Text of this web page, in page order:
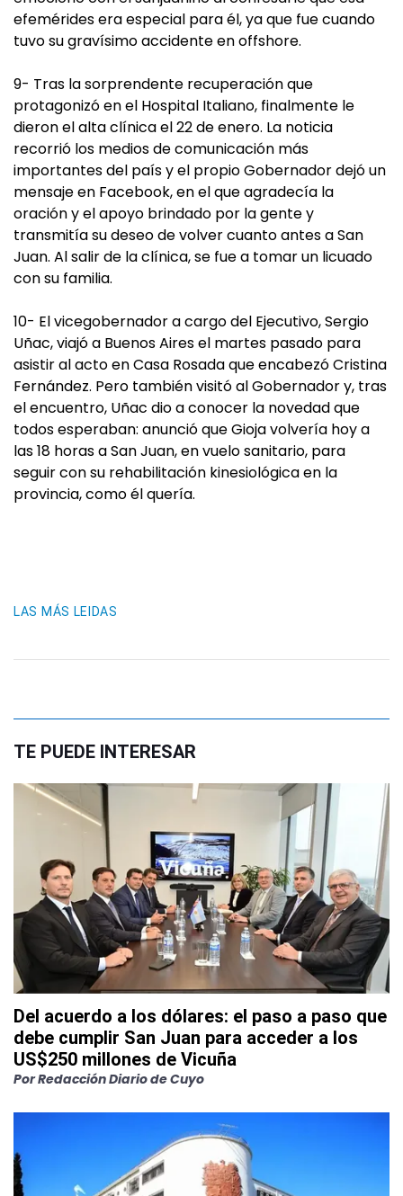
efemérides era especial para él, ya que fue cuando
tuvo su gravísimo accidente en offshore.
9- Tras la sorprendente recuperación que
protagonizó en el Hospital Italiano, finalmente le
dieron el alta clínica el 22 de enero. La noticia
recorrió los medios de comunicación más
importantes del país y el propio Gobernador dejó un
mensaje en Facebook, en el que agradecía la
oración y el apoyo brindado por la gente y
transmitía su deseo de volver cuanto antes a San
Juan. Al salir de la clínica, se fue a tomar un licuado
con su familia.
10- El vicegobernador a cargo del Ejecutivo, Sergio
Uñac, viajó a Buenos Aires el martes pasado para
asistir al acto en Casa Rosada que encabezó Cristina
Fernández. Pero también visitó al Gobernador y, tras
el encuentro, Uñac dio a conocer la novedad que
todos esperaban: anunció que Gioja volvería hoy a
las 18 horas a San Juan, en vuelo sanitario, para
seguir con su rehabilitación kinesiológica en la
provincia, como él quería.
LAS MÁS LEIDAS
TE PUEDE INTERESAR
Del acuerdo a los dólares: el paso a paso que
debe cumplir San Juan para acceder a los
US$250 millones de Vicuña
PorRedacción Diario de Cuyo